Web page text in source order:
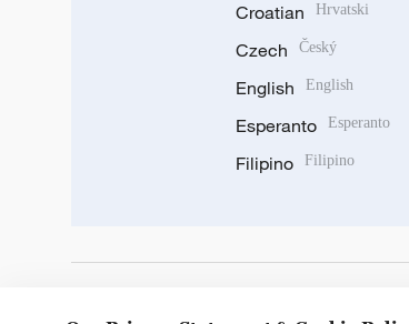
Croatian Hrvatski
Czech Český
English English
Esperanto Esperanto
Filipino Filipino